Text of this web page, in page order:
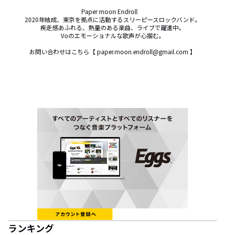
Paper moon Endroll
2020年結成、東京を拠点に活動するスリーピースロックバンド。
疾走感あふれる、熱量のある楽曲、ライブで躍進中。
Voのエモーショナルな歌声が心掴む。
お問い合わせはこちら【 paper.moon.endroll@gmail.com 】
ランキング